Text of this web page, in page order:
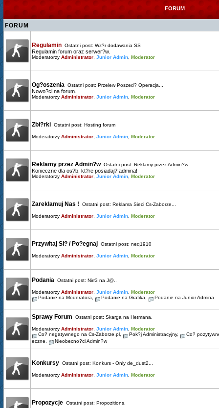
FORUM
FORUM
Regulamin Ostatni post: Wz?r dodawania SS
Regulamin forum oraz serwer?w.
Moderatorzy Administrator Junior Admin Moderator
Og?oszenia Ostatni post: Przelew Poszed? Operacja...
Nowo?ci na forum.
Moderatorzy Administrator Junior Admin Moderator
Zbi?rki Ostatni post: Hosting forum
Moderatorzy Administrator Junior Admin Moderator
Reklamy przez Admin?wOstatni post: Reklamy przez Admin?w....
Konieczne dla os?b, kt?re posiadaj? admina!
Moderatorzy Administrator Junior Admin Moderator
Zareklamuj Nas ! Ostatni post: Reklama Sieci Cs-Zaborze...
Moderatorzy Administrator Junior Admin Moderator
Przywitaj Si? / Po?egnaj Ostatni post: neq1910
Moderatorzy Administrator Junior Admin Moderator
Podania Ostatni post: Nirr3 na J@..
Moderatorzy Administrator Junior Admin Moderator
Podanie na Moderatora
Podanie na Grafika Podanie na Junior Admina
Sprawy Forum Ostatni post: Skarga na Hetmana.
Moderatorzy Administrator Junior Admin Moderator
Co? negatywnego na Cs-Zaborze.pl
Pok?j Administracyjny,
Co?
eczne
Nieobecno?ci Admin?w
Konkursy Ostatni post: Konkurs - Only de_dust2...
Moderatorzy Administrator Junior Admin Moderator
Propozycje Ostatni post: Propozitions.